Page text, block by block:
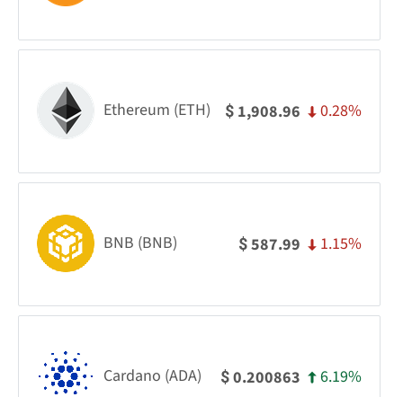
Ethereum (ETH) $ 1,908.96 0.28%
BNB (BNB) $587.99 1.15%
Cardano (ADA) $0.200863 6.19%